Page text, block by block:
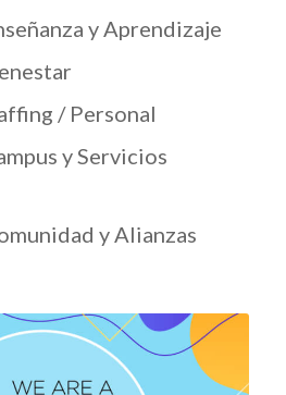
y Aprendizaje
/ Personal
y Servicios
y Alianzas